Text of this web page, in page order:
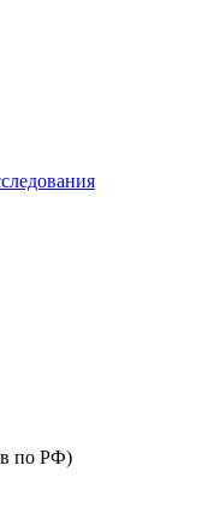
по РФ)